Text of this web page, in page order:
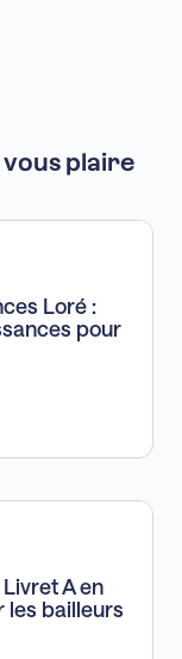
plaire
Loré :
pour
A en
les bailleurs